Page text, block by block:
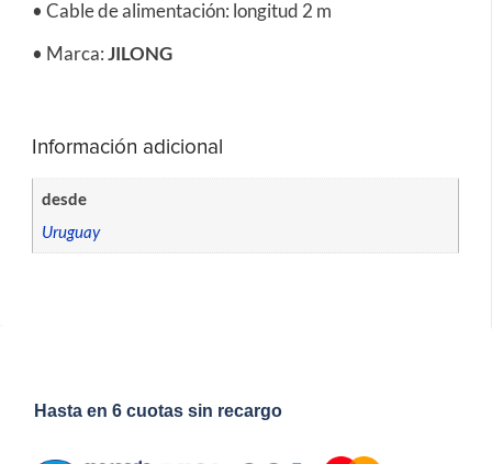
• Cable de alimentación: longitud 2 m
• Marca:JILONG
Información adicional
desde
Uruguay
Hasta en 6 cuotas sin recargo